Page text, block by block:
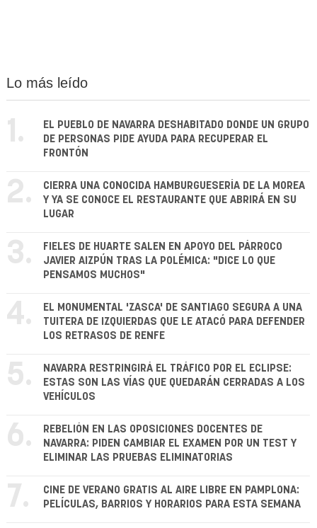
Lo más leído
1.
EL PUEBLO DE NAVARRA DESHABITADO DONDE UN GRUPO
DE PERSONAS PIDE AYUDA PARA RECUPERAR EL
FRONTÓN
2.
CIERRA UNA CONOCIDA HAMBURGUESERÍA DE LA MOREA
Y YA SE CONOCE EL RESTAURANTE QUE ABRIRÁ EN SU
LUGAR
3.
FIELES DE HUARTE SALEN EN APOYO DEL PÁRROCO
JAVIER AIZPÚN TRAS LA POLÉMICA: "DICE LO QUE
PENSAMOS MUCHOS"
4.
EL MONUMENTAL 'ZASCA' DE SANTIAGO SEGURA A UNA
TUITERA DE IZQUIERDAS QUE LE ATACÓ PARA DEFENDER
LOS RETRASOS DE RENFE
5.
NAVARRA RESTRINGIRÁ EL TRÁFICO POR EL ECLIPSE:
ESTAS SON LAS VÍAS QUE QUEDARÁN CERRADAS A LOS
VEHÍCULOS
6.
REBELIÓN EN LAS OPOSICIONES DOCENTES DE
NAVARRA: PIDEN CAMBIAR EL EXAMEN POR UN TEST Y
ELIMINAR LAS PRUEBAS ELIMINATORIAS
7.
CINE DE VERANO GRATIS AL AIRE LIBRE EN PAMPLONA:
PELÍCULAS, BARRIOS Y HORARIOS PARA ESTA SEMANA